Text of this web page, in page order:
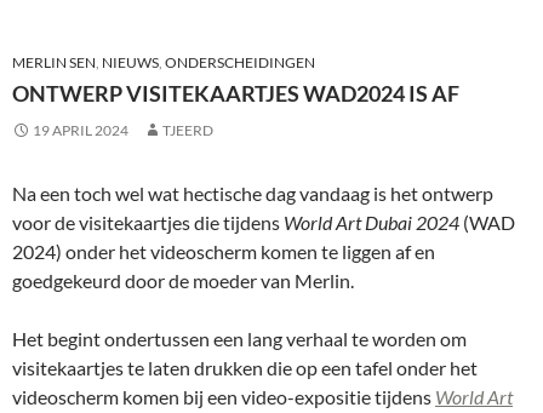
MERLIN SEN, NIEUWS, ONDERSCHEIDINGEN
ONTWERP VISITEKAARTJES WAD2024 IS AF
19 APRIL 2024 TJEERD
Na een toch wel wat hectische dag vandaag is het ontwerp
voor de visitekaartjes die tijdens World Art Dubai 2024 (WAD
2024) onder het videoscherm komen te liggen af en
goedgekeurd door de moeder van Merlin.
Het begint ondertussen een lang verhaal te worden om
visitekaartjes te laten drukken die op een tafel onder het
videoscherm komen bij een video-expositie tijdens World Art